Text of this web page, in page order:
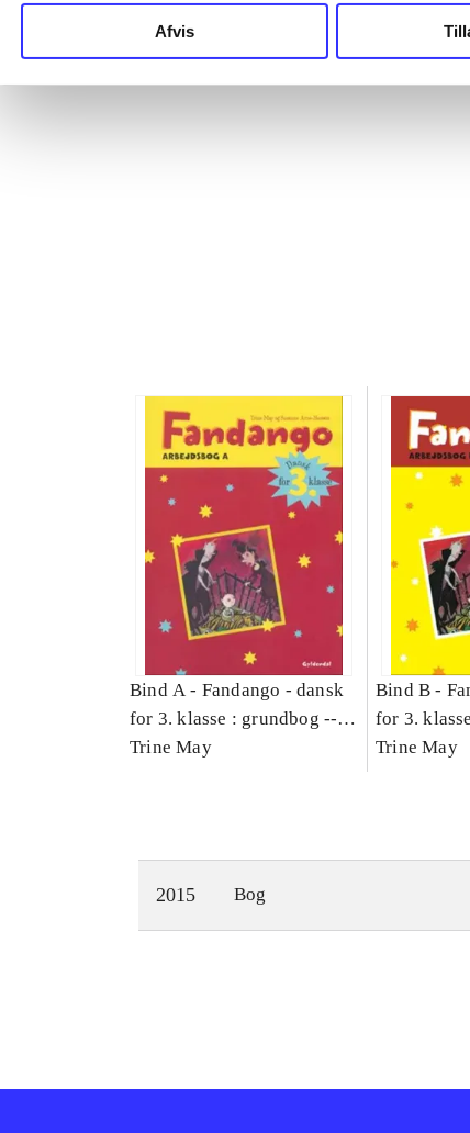
Afvis
Bind A - Fandango - dansk
for 3. klasse : grundbog --
Arbejdsbog. Bind A
Trine May
Bind B -
for 3.
Trine May
2015 Bog